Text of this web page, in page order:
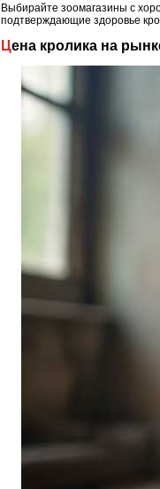
Выбирайте зоомагазины с
подтверждающие здоровье
Цена кролика на